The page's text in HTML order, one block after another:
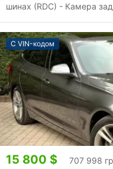
шинах (RDC) - Камера
С VIN-кодом
15 800 $ 707 998